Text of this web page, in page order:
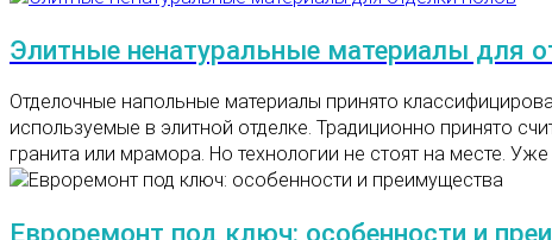
Элитные ненатуральные материалы для
Отделочные напольные материалы принято
используемые в элитной отделке. Традиционно принято
гранита или мрамора. Но технологии не стоят на месте.
Евроремонт под ключ: особенности и